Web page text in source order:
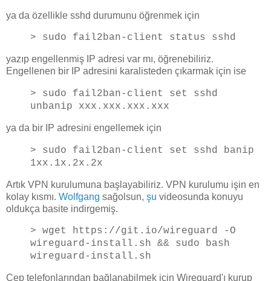
ya da özellikle sshd durumunu öğrenmek için
> sudo fail2ban-client status sshd
yazıp engellenmiş IP adresi var mı, öğrenebiliriz.
Engellenen bir IP adresini karalisteden çıkarmak için ise
> sudo fail2ban-client set sshd
unbanip xxx.xxx.xxx.xxx
ya da bir IP adresini engellemek için
> sudo fail2ban-client set sshd banip
1xx.1x.2x.2x
Artık VPN kurulumuna başlayabiliriz. VPN kurulumu işin en
kolay kısmı. Wolfgang sağolsun, şu videosunda konuyu
oldukça basite indirgemiş.
> wget https://git.io/wireguard -O
wireguard-install.sh && sudo bash
wireguard-install.sh
Cep telefonlarından bağlanabilmek için Wireguard'ı kurup